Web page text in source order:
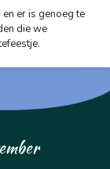
er is genoeg te
die we